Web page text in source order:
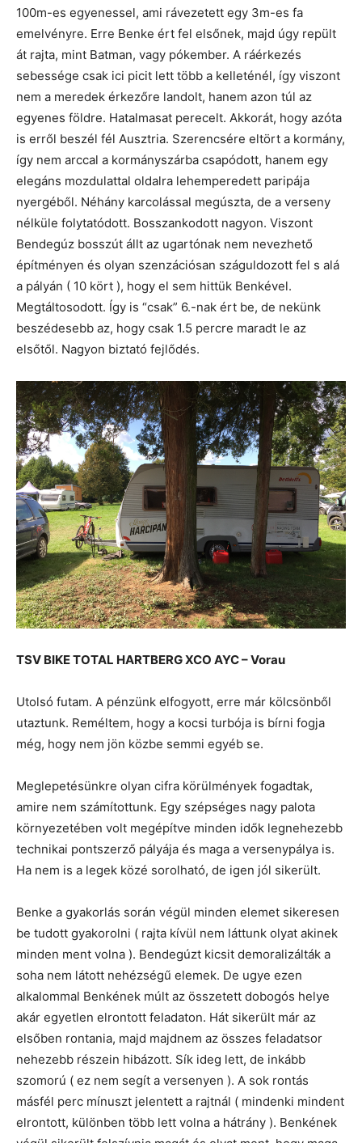
100m-es egyenessel, ami rávezetett egy 3m-es fa
emelvényre. Erre Benke ért fel elsőnek, majd úgy repült
át rajta, mint Batman, vagy pókember. A ráérkezés
sebessége csak ici picit lett több a kelleténél, így viszont
nem a meredek érkezőre landolt, hanem azon túl az
egyenes földre. Hatalmasat perecelt. Akkorát, hogy azóta
is erről beszél fél Ausztria. Szerencsére eltört a kormány,
így nem arccal a kormányszárba csapódott, hanem egy
elegáns mozdulattal oldalra lehemperedett paripája
nyergéből. Néhány karcolással megúszta, de a verseny
nélküle folytatódott. Bosszankodott nagyon. Viszont
Bendegúz bosszút állt az ugartónak nem nevezhető
építményen és olyan szenzációsan száguldozott fel s alá
a pályán ( 10 kört ), hogy el sem hittük Benkével.
Megtáltosodott. Így is “csak” 6.-nak ért be, de nekünk
beszédesebb az, hogy csak 1.5 percre maradt le az
elsőtől. Nagyon biztató fejlődés.
TSV BIKE TOTAL HARTBERG XCO AYC – Vorau
Utolsó futam. A pénzünk elfogyott, erre már kölcsönből
utaztunk. Reméltem, hogy a kocsi turbója is bírni fogja
még, hogy nem jön közbe semmi egyéb se.
Meglepetésünkre olyan cifra körülmények fogadtak,
amire nem számítottunk. Egy szépséges nagy palota
környezetében volt megépítve minden idők legnehezebb
technikai pontszerző pályája és maga a versenypálya is.
Ha nem is a legek közé sorolható, de igen jól sikerült.
Benke a gyakorlás során végül minden elemet sikeresen
be tudott gyakorolni ( rajta kívül nem láttunk olyat akinek
minden ment volna ). Bendegúzt kicsit demoralizálták a
soha nem látott nehézségű elemek. De ugye ezen
alkalommal Benkének múlt az összetett dobogós helye
akár egyetlen elrontott feladaton. Hát sikerült már az
elsőben rontania, majd majdnem az összes feladatsor
nehezebb részein hibázott. Sík ideg lett, de inkább
szomorú ( ez nem segít a versenyen ). A sok rontás
másfél perc mínuszt jelentett a rajtnál ( mindenki mindent
elrontott, különben több lett volna a hátrány ). Benkének